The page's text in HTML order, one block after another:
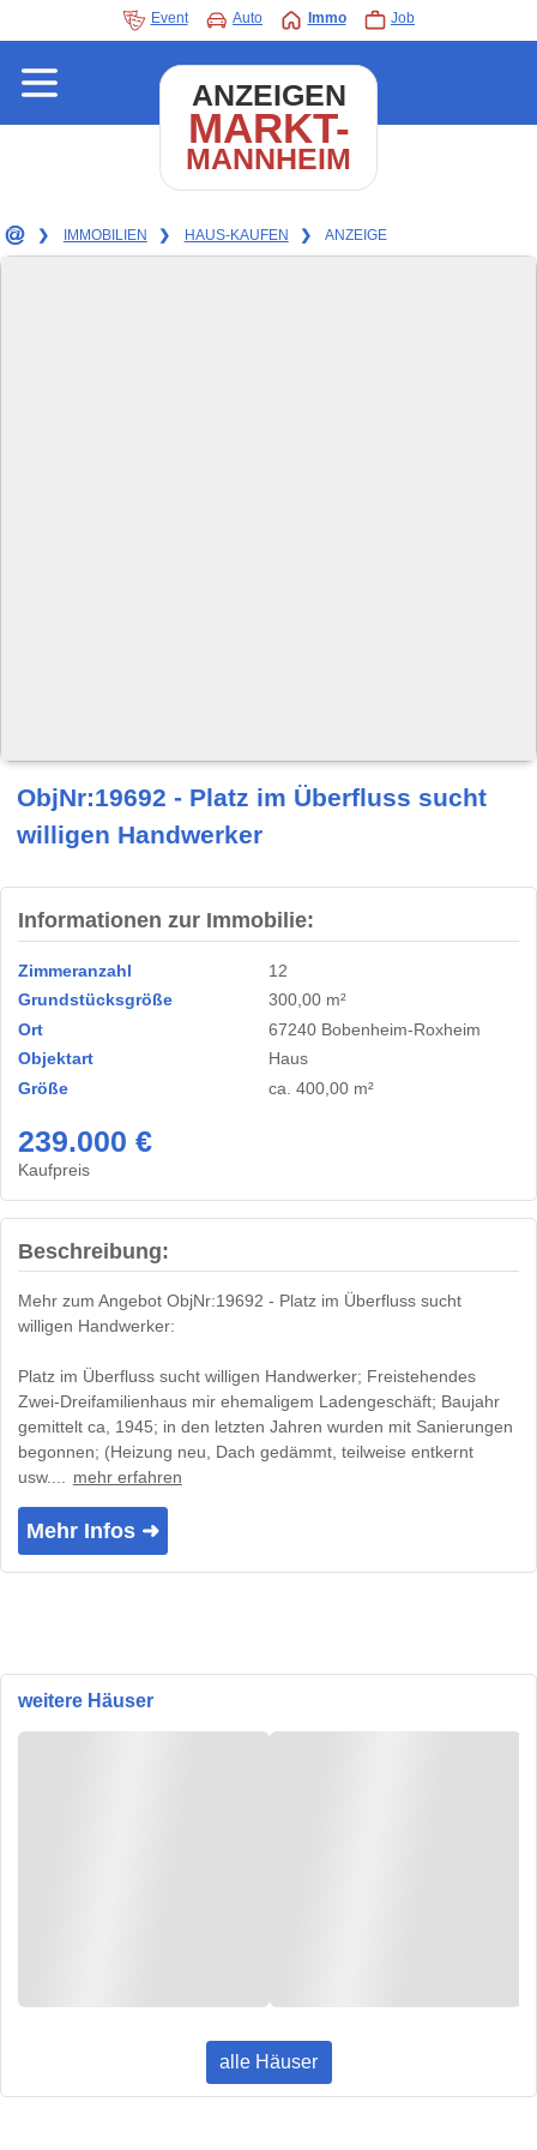
Event Auto Immo Job
ANZEIGEN
MARKT-
MANNHEIM
❯ IMMOBILIEN ❯ HAUS-KAUFEN ❯ ANZEIGE
ObjNr:19692 - Platz im Überfluss sucht
willigen Handwerker
Informationen zur Immobilie:
Zimmeranzahl
12
Grundstücksgröße
300,00 m²
Ort
67240 Bobenheim-Roxheim
Objektart
Haus
Größe
ca. 400,00 m²
239.000 €
Kaufpreis
Beschreibung:
Mehr zum Angebot ObjNr:19692 - Platz im Überfluss sucht
willigen Handwerker:
Platz im Überfluss sucht willigen Handwerker; Freistehendes
Zwei-Dreifamilienhaus mir ehemaligem Ladengeschäft; Baujahr
gemittelt ca, 1945; in den letzten Jahren wurden mit Sanierungen
begonnen; (Heizung neu, Dach gedämmt, teilweise entkernt
usw....
mehr erfahren
Mehr Infos ➜
weitere Häuser
alle Häuser